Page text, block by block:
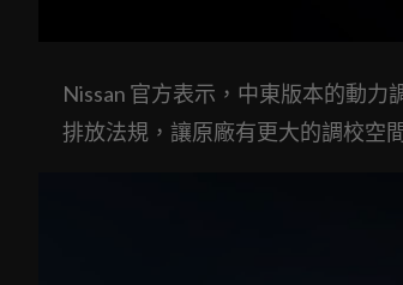
Nissan 官方表示，中東版本的動
排放法規，讓原廠有更大的調校空